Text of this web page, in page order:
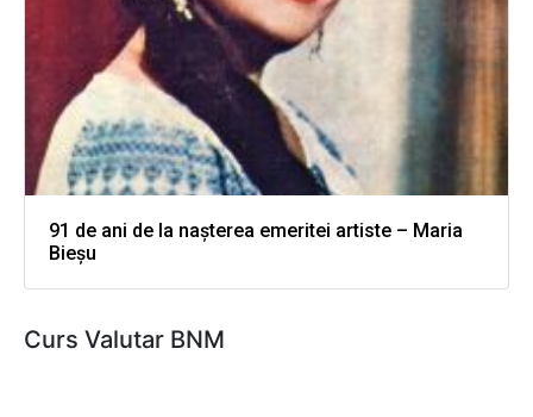
91 de ani de la nașterea emeritei artiste – Maria
Bieșu
Curs Valutar BNM